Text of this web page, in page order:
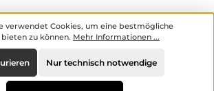
verwendet Cookies, um eine bestmögliche
zu können. Mehr Informationen ...
Nur technisch notwendige